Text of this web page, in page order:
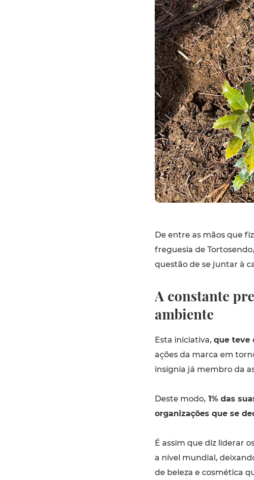
De entre as mãos que
freguesia de
questão de se juntar à
A constante
ambiente
Esta iniciativa, que teve
ações da marca em
insígnia já membro da
Deste modo, 1% das
organizações que se
É assim que diz liderar
a nível mundial,
de beleza e cosmética